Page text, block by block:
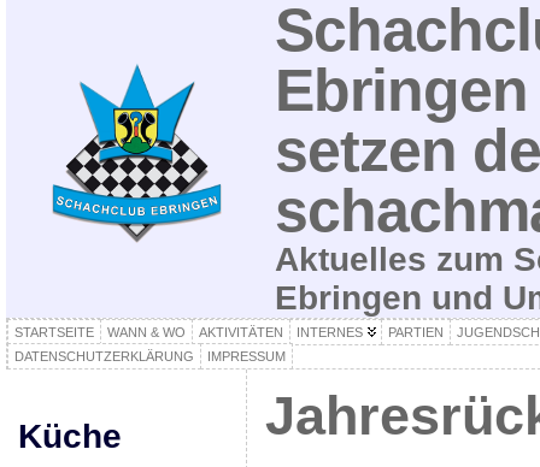
setzen
Aktuelles zum
Ebringen und
STARTSEITE WANN & WO AKTIVITÄTEN INTERNES PARTIEN
DATENSCHUTZERKLÄRUNG
IMPRESSUM
Küche